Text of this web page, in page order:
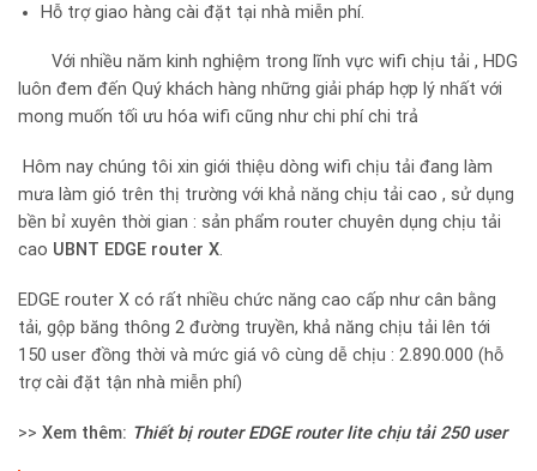
Hỗ trợ giao hàng cài đặt tại nhà miễn phí.
Với nhiều năm kinh nghiệm trong lĩnh vực wifi chịu tải , HDG
luôn đem đến Quý khách hàng những giải pháp hợp lý nhất với
mong muốn tối ưu hóa wifi cũng như chi phí chi trả
Hôm nay chúng tôi xin giới thiệu dòng wifi chịu tải đang làm
mưa làm gió trên thị trường với khả năng chịu tải cao , sử dụng
bền bỉ xuyên thời gian : sản phẩm router chuyên dụng chịu tải
cao UBNT EDGE router X.
EDGE router X có rất nhiều chức năng cao cấp như cân bằng
tải, gộp băng thông 2 đường truyền, khả năng chịu tải lên tới
150 user đồng thời và mức giá vô cùng dễ chịu : 2.890.000 (hỗ
trợ cài đặt tận nhà miễn phí)
>> Xem thêm: Thiết bị router EDGE router lite chịu tải 250 user